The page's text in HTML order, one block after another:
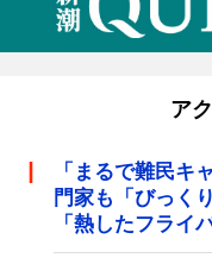
ア
「まるで難民
門家も「びっ
「熱したフライ